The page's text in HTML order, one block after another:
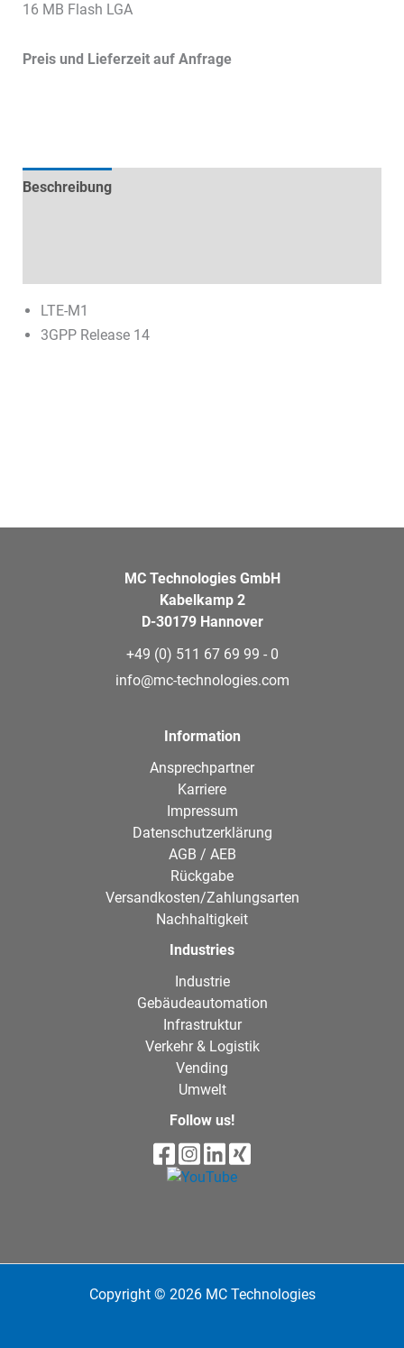
16 MB Flash LGA
Preis und Lieferzeit auf Anfrage
Beschreibung
LTE-M1
3GPP Release 14
MC Technologies GmbH
Kabelkamp 2
D-30179 Hannover
+49 (0) 511 67 69 99 - 0
info@mc-technologies.com
Information
Ansprechpartner
Karriere
Impressum
Datenschutzerklärung
AGB / AEB
Rückgabe
Versandkosten/Zahlungsarten
Nachhaltigkeit
Industries
Industrie
Gebäudeautomation
Infrastruktur
Verkehr & Logistik
Vending
Umwelt
Follow us!
Copyright © 2026 MC Technologies